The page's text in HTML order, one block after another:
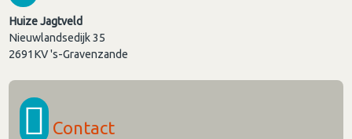
Huize Jagtveld
Nieuwlandsedijk 35
2691KV's-Gravenzande
Contact